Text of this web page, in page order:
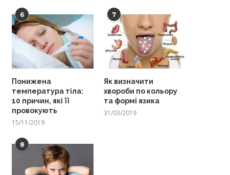
6
Понижена
температура тіла:
10 причин, які її
провокують
15/11/2019
7
Як визначити
хвороби по кольору
та формі язика
31/03/2019
8